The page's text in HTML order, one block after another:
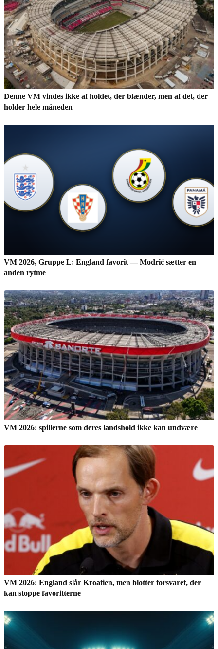
Denne VM vindes ikke af holdet, der blænder, men af det, der
holder hele måneden
VM 2026, Gruppe L: England favorit — Modrić sætter en
anden rytme
VM 2026: spillerne som deres landshold ikke kan undvære
VM 2026: England slår Kroatien, men blotter forsvaret, der
kan stoppe favoritterne